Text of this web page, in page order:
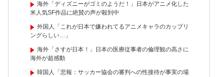
海外「ディズニーがゴミのようだ！」日本がアニメ化した
米人気SF作品に絶賛の声が殺到中
外国人「これが日本で嫌われてるアニメキャラのカップリ
ングらしい…」
海外「さすが日本！」日本の医療従事者の倫理観の高さに
海外が超感動
韓国人「悲報：サッカー協会の審判への性接待が事実の場